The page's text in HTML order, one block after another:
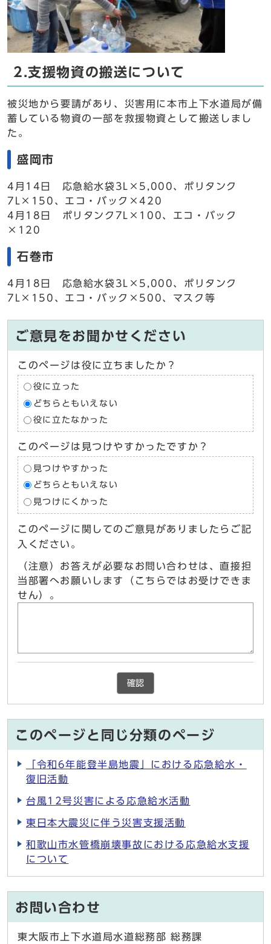
2.支援物資の搬送について
被災地から要請があり、災害用に本市上下水道局が備
蓄している物資の一部を救援物資として搬送しまし
た。
盛岡市
4月14日 応急給水袋3L×5,000、ポリタンク
7L×150、エコ・バック×420
4月18日 ポリタンク7L×100、エコ・バック
×120
石巻市
4月18日 応急給水袋3L×5,000、ポリタンク
7L×150、エコ・バック×500、マスク等
ご意見をお聞かせください
このページは役に立ちましたか？
役に立った
どちらともいえない
役に立たなかった
このページは見つけやすかったですか？
見つけやすかった
どちらともいえない
見つけにくかった
このページに関してのご意見がありましたらご記
入ください。
（注意）お答えが必要なお問い合わせは、直接担
当部署へお願いします（こちらではお受けできま
せん）。
確認
このページと同じ分類のページ
「令和6年能登半島地震」における応急給水・
復旧活動
台風12号災害による応急給水活動
東日本大震災に伴う災害支援活動
和歌山市水管橋崩壊事故における応急給水支援
について
お問い合わせ
東大阪市上下水道局水道総務部 総務課